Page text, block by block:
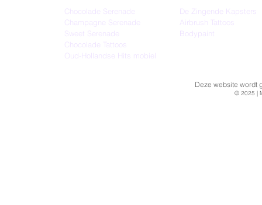
Chocolade Serenade
Champagne Serenade
Sweet Serenade
Chocolade Tattoos
Oud-Hollandse Hits mobiel
De Zingende Kapsters
Airbrush Tattoos
Bodypaint
Deze website wordt
© 2025 |